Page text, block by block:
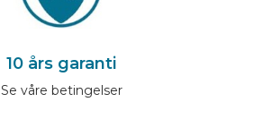
10 års garanti
Se våre betingelser